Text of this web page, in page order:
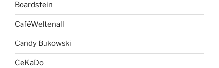
Boardstein
CaféWeltenall
Candy Bukowski
CeKaDo